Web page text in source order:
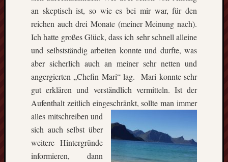
an skeptisch ist, so wie es bei mir war, für den
reichen auch drei Monate (meiner Meinung nach).
Ich hatte großes Glück, dass ich sehr schnell alleine
und selbstständig arbeiten konnte und durfte, was
aber sicherlich auch an meiner sehr netten und
angergierten „Chefin Mari“ lag. Mari konnte sehr
gut erklären und verständlich vermitteln. Ist der
Aufenthalt zeitlich eingeschränkt, sollte man immer
alles mitschreiben und
sich auch selbst über
weitere Hintergründe
informieren, dann